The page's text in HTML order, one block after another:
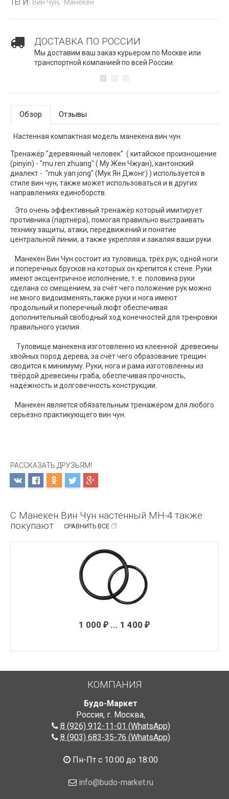
ТЕГИ: Вин Чун Манекен
ДОСТАВКА ПО РОССИИ
Мы доставим ваш заказ курьером по Москве или
транспортной компанией по всей России.
Обзор Отзывы
Настенная компактная модель манекена вин чун.
Тренажёр "деревянный человек" ( китайское произношение
(pinyin) - "mu ren zhuang" ( Му Жен Чжуан), кантонский
диалект - "muk yan jong" (Мук Ян Джонг) ) используется в
стиле вин чун, также может использоваться и в других
направлениях единоборств.
Это очень эффективный тренажёр который имитирует
противника (партнёра), помогая правильно выстраивать
технику защиты, атаки, передвижений и понятие
центральной линии, а также укрепляя и закаляя ваши руки.
Манекен Вин Чун состоит из туловища, трёх рук, одной ноги
и поперечных брусков на которых он крепится к стене. Руки
имеют эксцентричное исполнение, т. е. половина руки
сделана со смещением, за счёт чего положение рук можно
не много видоизменять,также руки и нога имеют
продольный и поперечный люфт обеспечивая
дополнительный свободный ход конечностей для тренровки
правильного усилия .
Туловище манекена изготовленно из клеенной древесины
хвойных пород дерева, за счёт чего образование трещин
сводится к минимуму. Руки, нога и рама изготовленны из
твёрдой древесины граба, обеспечивая прочность,
надёжность и долговечность конструкции.
Манекен является обязательным тренажёром для любого
серьёзно практикующего вин чун.
РАССКАЗАТЬ ДРУЗЬЯМ!
С Манекен Вин Чун настенный МН-4 также
покупают
СРАВНИТЬ ВСЕ
1 000 ₽... 1 400 ₽
КОМПАНИЯ
Будо-Маркет
Россия, г. Москва,
8 (926) 912-11-01 (WhatsApp)
8 (903) 683-35-76 (WhatsApp)
Пн-Пт с 10:00 до 18:00
info@budo-market.ru